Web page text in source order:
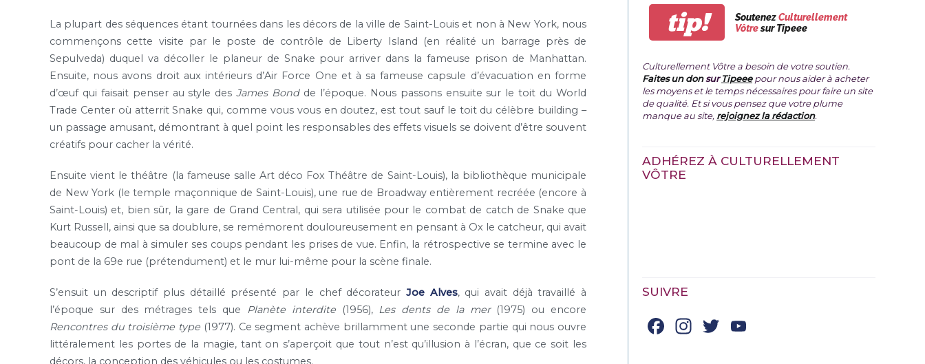
La plupart des séquences étant tournées dans les décors de la ville de Saint-Louis et non à New York, nous
commençons cette visite par le poste de contrôle de Liberty Island (en réalité un barrage près de
Sepulveda) duquel va décoller le planeur de Snake pour arriver dans la fameuse prison de Manhattan.
Ensuite, nous avons droit aux intérieurs d’Air Force One et à sa fameuse capsule d’évacuation en forme
d’œuf qui faisait penser au style desJames Bondde l’époque. Nous passons ensuite sur le toit du World
Trade Center où atterrit Snake qui, comme vous vous en doutez, est tout sauf le toit du célèbre building –
un passage amusant, démontrant à quel point les responsables des effets visuels se doivent d’être souvent
créatifs pour cacher la vérité.
Ensuite vient le théâtre (la fameuse salle Art déco Fox Théâtre de Saint-Louis), la bibliothèque municipale
de New York (le temple maçonnique de Saint-Louis), une rue de Broadway entièrement recréée (encore à
Saint-Louis) et, bien sûr, la gare de Grand Central, qui sera utilisée pour le combat de catch de Snake que
Kurt Russell, ainsi que sa doublure, se remémorent douloureusement en pensant à Ox le catcheur, qui avait
beaucoup de mal à simuler ses coups pendant les prises de vue. Enfin, la rétrospective se termine avec le
pont de la 69e rue (prétendument) et le mur lui-même pour la scène finale.
S’ensuit un descriptif plus détaillé présenté par le chef décorateur Joe Alves, qui avait déjà travaillé à
l’époque sur des métrages tels que Planète interdite(1956), Les dents de la mer(1975) ou encore
Rencontres du troisième type (1977). Ce segment achève brillamment une seconde partie qui nous ouvre
littéralement les portes de la magie, tant on s’aperçoit que tout n’est qu’illusion à l’écran, que ce soit les
décors, la conception des véhicules ou les costumes.
tip! SoutenezCulturellement
Vôtresur Tipeee
Culturellement Vôtre a besoin de votre soutien.
Faites un donsurTipeeepour nous aider à acheter
les moyens et le temps nécessaires pour faire un site
de qualité. Et si vous pensez que votre plume
manque au site, rejoignez la rédaction.
ADHÉREZ À CULTURELLEMENT
VÔTRE
SUIVRE
Facebook
Instagram
Twitter